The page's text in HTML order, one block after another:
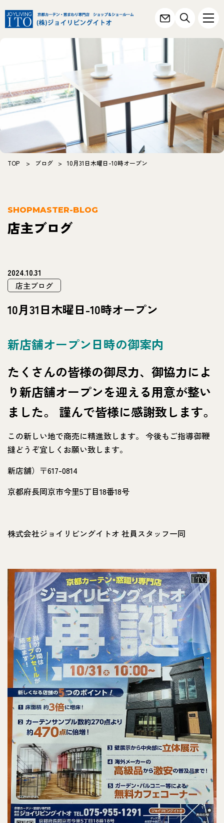
TOP > ブログ > 10月31日木曜日-10時オープン
SHOPMASTER-BLOG
店主ブログ
2024.10.31
店主ブログ
10月31日木曜日-10時オープン
新店舗オープン日時の御案内
たくさんの皆様の御尽力、御協力によ
り新店舗オープンを迎える用意が整い
ました。 謹んで皆様に感謝致します。
この新しい地で商売に精進致します。 今後もご指導御鞭
撻どうぞ宜しくお願い致します。
新店舗）〒617-0814
京都府長岡京市今里5丁目18番18号
株式会社ジョイリビングイトオ 社員スタッフ一同